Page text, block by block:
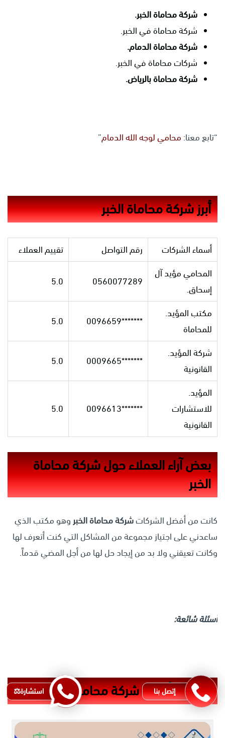
شركة محاماة الخبر.
شركة محاماة في الخبر.
شركة محاماة الدمام.
شركات محاماة في الخبر.
شركة محاماة بالرياض.
“تابع معنا: محامي لوجه الله الدمام”
أبرز شركة محاماة الخبر
أسماء الشركات رقم التواصل
تقييم العملاء
المحامي مؤيد آل
إسحاق.
0560077289
5.0
مكتب المؤيد.
للمحاماة
*******0096659
5.0
شركة المؤيد.
القانونية
*******0009665
5.0
المؤيد.
للاستشارات
القانونية
*******0096613
5.0
بعض آراء العملاء حول شركة محاماة
الخبر
كانت من أفضل الشركاتشركة محاماة الخبروهو مكتب الذي
ساعدني على اجتياز مجموعة من المشاكل التي كنت أتعرف لها
وكانت تعيقني ولا بد من إيجاد حل لها من أجل المضي قدماً.
أسئلة شائعة:
من هي أفضل شركة محاماة الخبر؟
إتصل بنا استشارة⚖️